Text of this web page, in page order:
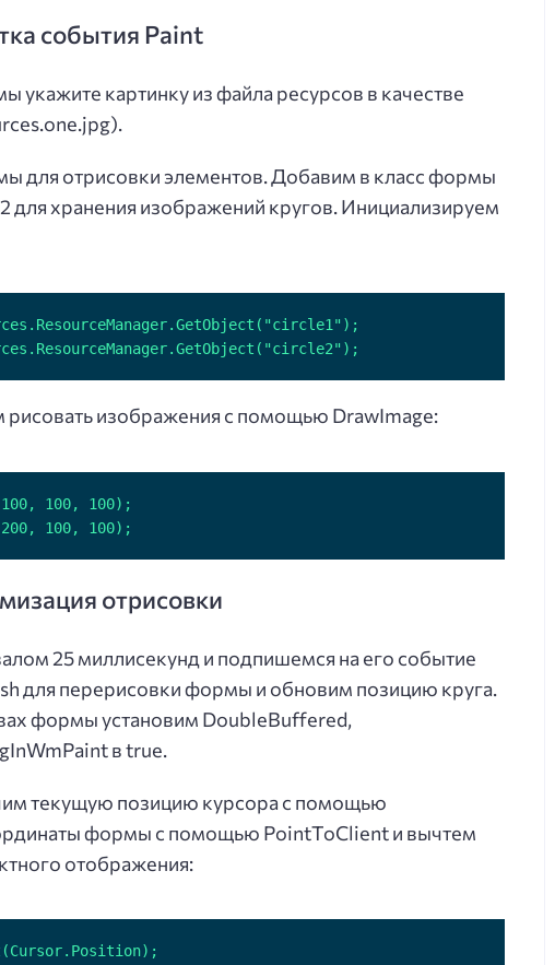
события Paint
картинку из файла ресурсов в качестве
для отрисовки элементов. Добавим в класс формы
для хранения изображений кругов. Инициализируем
рисовать изображения с помощью DrawImage:
100, 100);
отрисовки
25 миллисекунд и подпишемся на его событие
для перерисовки формы и обновим позицию круга.
формы установим DoubleBuffered,
в true.
текущую позицию курсора с помощью
формы с помощью PointToClient и вычтем
отображения: